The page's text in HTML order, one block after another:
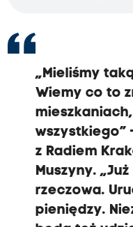
„Mieliśmy
Wiemy co to
wszystkiego”
z Radiem
Muszyny.
rzeczowa.
pieniędzy.